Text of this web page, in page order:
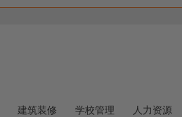
建筑装修 学校管理 人力资源